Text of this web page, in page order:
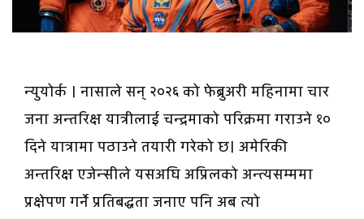
न्युयोर्क । नासाले सन् २०२६ को फेब्रुअरी महिनामा चार
जना अन्तरिक्ष यात्रीलाई चन्द्रमाको परिक्रमा गराउने १०
दिने यात्रामा पठाउने तयारी गरेको छ। अमेरिकी
अन्तरिक्ष एजेन्सीले यसअघि अप्रिलको अन्त्यसम्ममा
प्रक्षेपण गर्ने प्रतिबद्धता जनाए पनि अब त्यो